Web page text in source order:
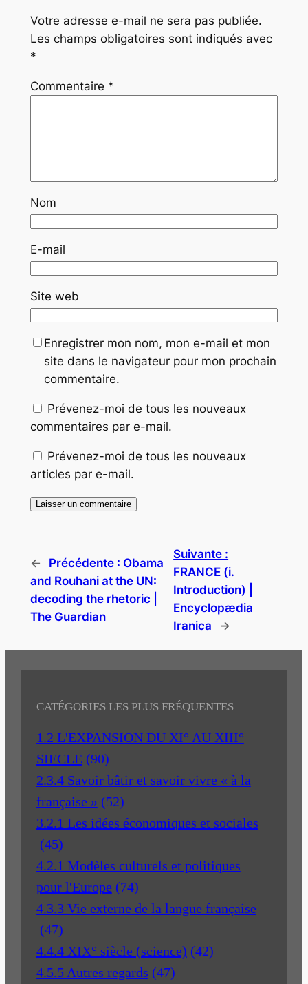
Votre adresse e-mail ne sera pas publiée.
Les champs obligatoires sont indiqués avec
*
Commentaire *
Nom
E-mail
Site web
Enregistrer mon nom, mon e-mail et mon
site dans le navigateur pour mon prochain
commentaire.
Prévenez-moi de tous les nouveaux
commentaires par e-mail.
Prévenez-moi de tous les nouveaux
articles par e-mail.
← Précédente : Obama
and Rouhani at the UN:
decoding the rhetoric |
The Guardian
Suivante :
FRANCE (i.
Introduction) |
Encyclopædia
Iranica
→
CATÉGORIES LES PLUS FRÉQUENTES
1.2 L'EXPANSION DU XI° AU XIII°
SIECLE (90)
2.3.4 Savoir bâtir et savoir vivre « à la
française » (52)
3.2.1 Les idées économiques et sociales
(45)
4.2.1 Modèles culturels et politiques
pour l'Europe (74)
4.3.3 Vie externe de la langue française
(47)
4.4.4 XIX° siècle (science) (42)
4.5.5 Autres regards (47)